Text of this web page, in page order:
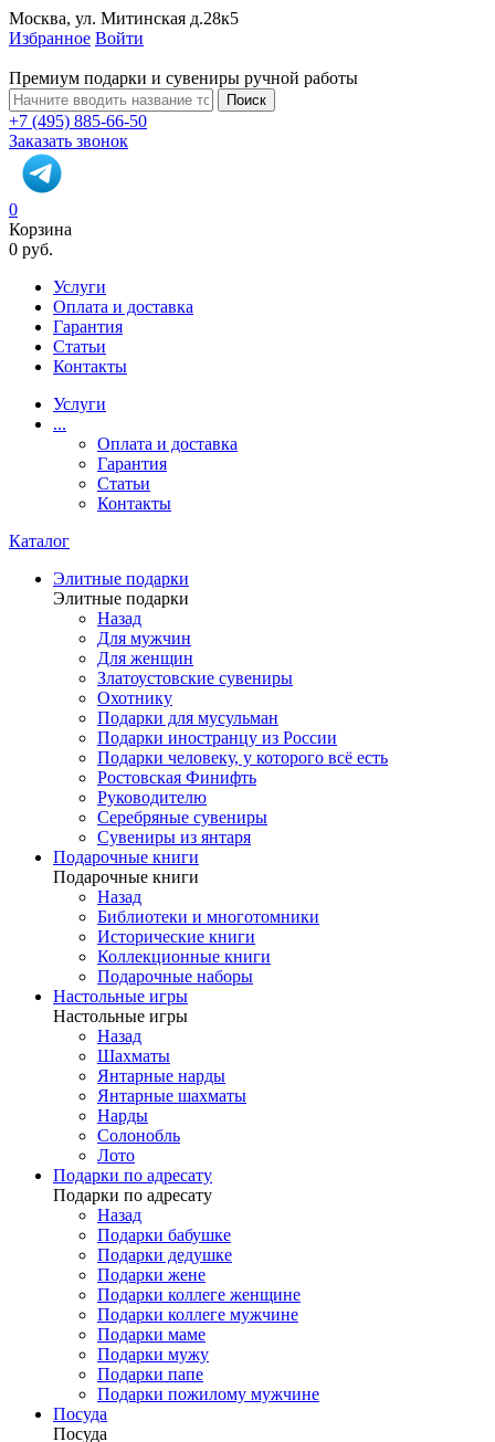
Москва, ул. Митинская д.28к5
Избранное Войти
Премиум подарки и сувениры ручной работы
Поиск
+7 (495) 885-66-50
Заказать звонок
0
Корзина
0 руб.
Услуги
Оплата и доставка
Гарантия
Статьи
Контакты
Услуги
...
Оплата и доставка
Гарантия
Статьи
Контакты
Каталог
Элитные подарки
Элитные подарки
Назад
Для мужчин
Для женщин
Златоустовские сувениры
Охотнику
Подарки для мусульман
Подарки иностранцу из России
Подарки человеку, у которого всё есть
Ростовская Финифть
Руководителю
Серебряные сувениры
Сувениры из янтаря
Подарочные книги
Подарочные книги
Назад
Библиотеки и многотомники
Исторические книги
Коллекционные книги
Подарочные наборы
Настольные игры
Настольные игры
Назад
Шахматы
Янтарные нарды
Янтарные шахматы
Нарды
Солонобль
Лото
Подарки по адресату
Подарки по адресату
Назад
Подарки бабушке
Подарки дедушке
Подарки жене
Подарки коллеге женщине
Подарки коллеге мужчине
Подарки маме
Подарки мужу
Подарки папе
Подарки пожилому мужчине
Посуда
Посуда